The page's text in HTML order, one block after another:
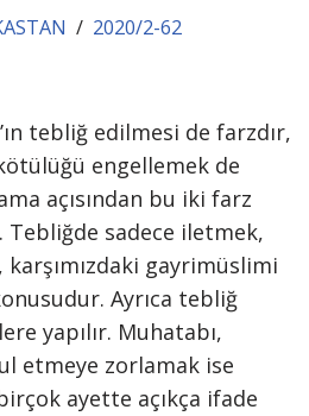
2020/2-62
tebliğ edilmesi de farzdır,
engellemek de
açısından bu iki farz
Tebliğde sadece iletmek,
gayrimüslimi
Ayrıca tebliğ
yapılır. Muhatabı,
etmeye zorlamak ise
ayette açıkça ifade